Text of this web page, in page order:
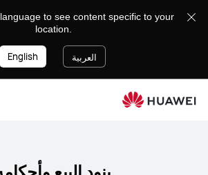
and
to see content specific to your
location.
العربية English